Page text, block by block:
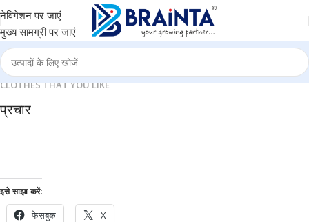
नेविगेशन पर जाएं
मुख्य सामग्री पर जाएं
CLOTHES THAT YOU LIKE
प्रचार
Apple Shopping Event
Pre-Order Google Pixel 7
इसे साझा करें:
फेसबुक X